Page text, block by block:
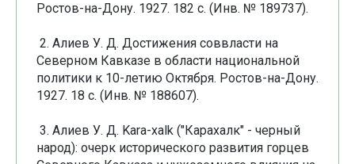
Ростов-на-Дону. 1927. 182 с. (Инв. № 189737).
2. Алиев У. Д. Достижения соввласти на
Северном Кавказе в области национальной
политики к 10-летию Октября. Ростов-на-Дону.
1927. 18 с. (Инв. № 188607).
3. Алиев У. Д. Kara-xalk ("Карахалк" - черный
народ): очерк исторического развития горцев